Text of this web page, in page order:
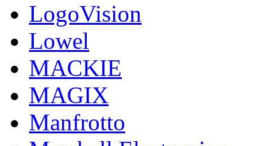
LogoVision
Lowel
MACKIE
MAGIX
Manfrotto